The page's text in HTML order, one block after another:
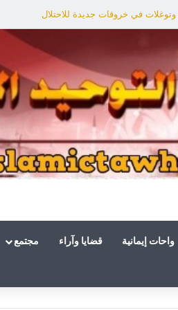
في خروقات جديدة للاحتلال
واحات إيمانية قضايا وآراء مجتمع